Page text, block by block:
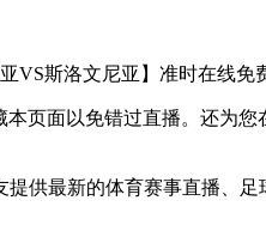
VS斯洛文尼亚】准时在线免
页面以免错过直播。还为
供最新的体育赛事直播、足